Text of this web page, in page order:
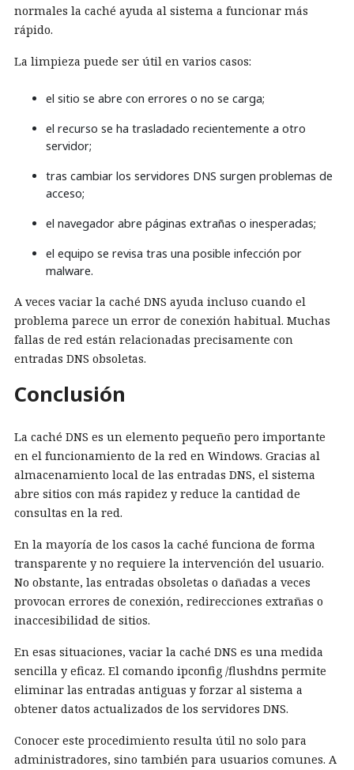
normales la caché ayuda al sistema a funcionar más
rápido.
La limpieza puede ser útil en varios casos:
el sitio se abre con errores o no se carga;
el recurso se ha trasladado recientemente a otro
servidor;
tras cambiar los servidores DNS surgen problemas de
acceso;
el navegador abre páginas extrañas o inesperadas;
el equipo se revisa tras una posible infección por
malware.
A veces vaciar la caché DNS ayuda incluso cuando el
problema parece un error de conexión habitual. Muchas
fallas de red están relacionadas precisamente con
entradas DNS obsoletas.
Conclusión
La caché DNS es un elemento pequeño pero importante
en el funcionamiento de la red en Windows. Gracias al
almacenamiento local de las entradas DNS, el sistema
abre sitios con más rapidez y reduce la cantidad de
consultas en la red.
En la mayoría de los casos la caché funciona de forma
transparente y no requiere la intervención del usuario.
No obstante, las entradas obsoletas o dañadas a veces
provocan errores de conexión, redirecciones extrañas o
inaccesibilidad de sitios.
En esas situaciones, vaciar la caché DNS es una medida
sencilla y eficaz. El comando ipconfig /flushdns permite
eliminar las entradas antiguas y forzar al sistema a
obtener datos actualizados de los servidores DNS.
Conocer este procedimiento resulta útil no solo para
administradores, sino también para usuarios comunes. A